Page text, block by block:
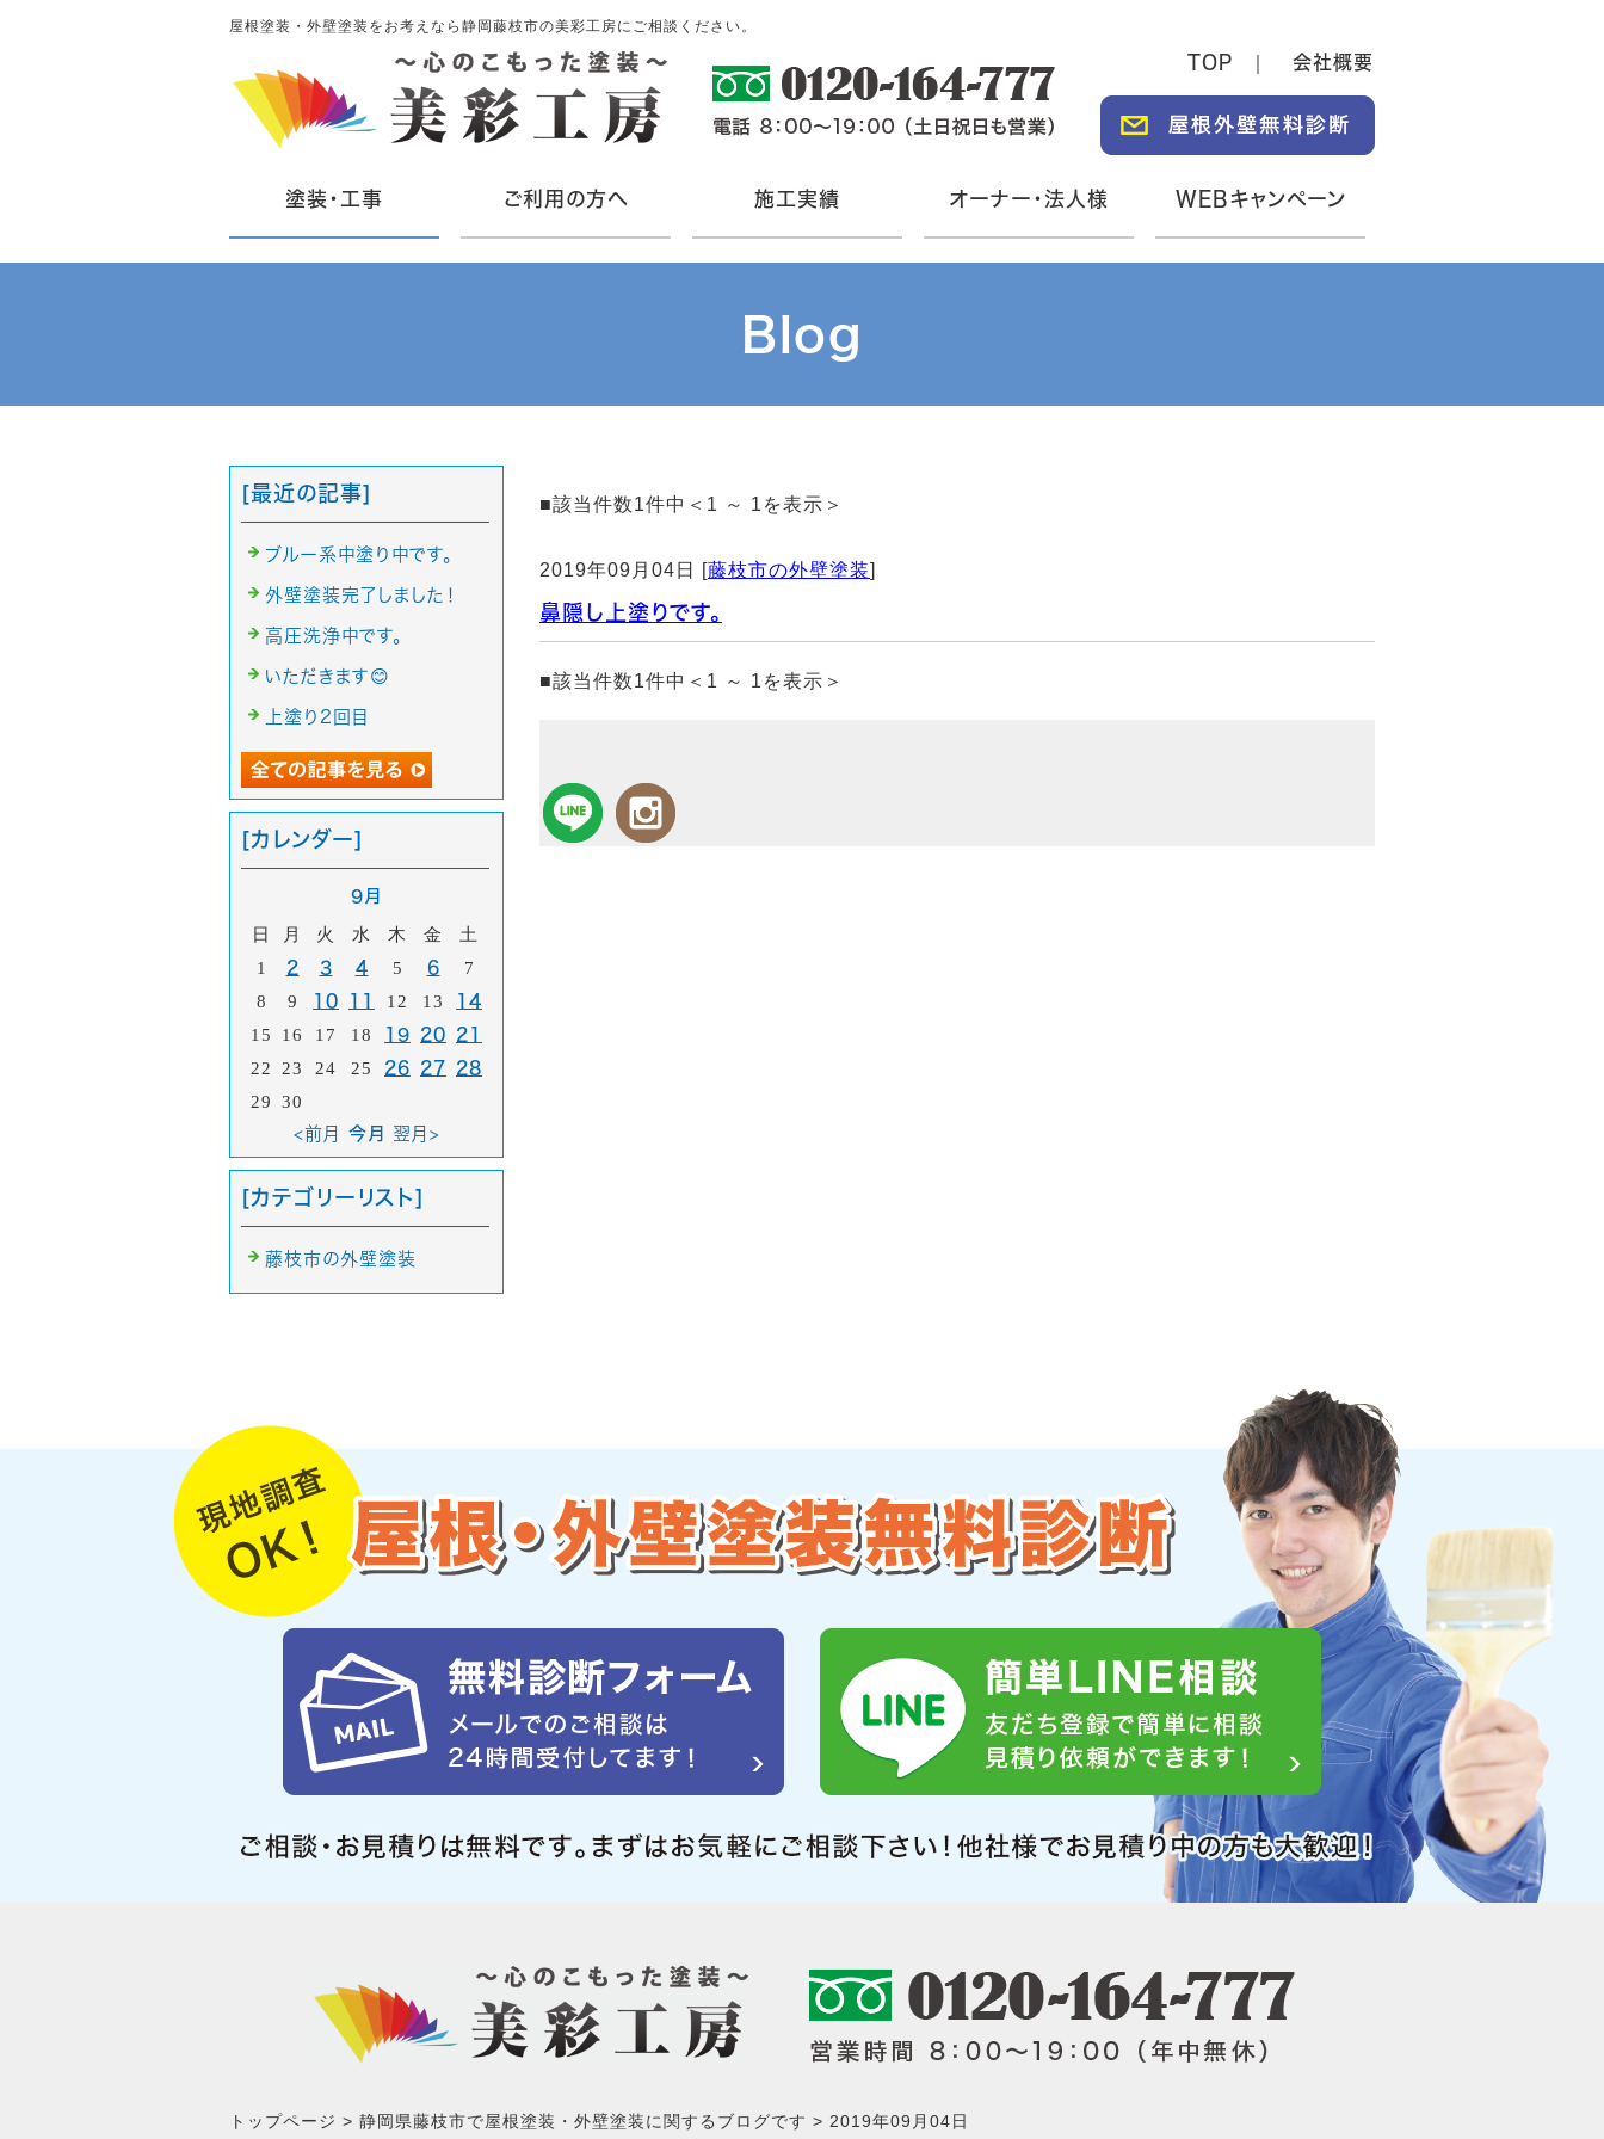
屋根塗装・外壁塗装をお考えなら静岡藤枝市の美彩工房にご相談ください。
TOP 会社概要
塗装・工事 ご利用の方へ 施工実績 オーナー・法人様 WEBキャンペーン
Blog
■該当件数1件中＜1 ～ 1を表示＞
2019年09月04日 [藤枝市の外壁塗装]
鼻隠し上塗りです。
■該当件数1件中＜1 ～ 1を表示＞
[最近の記事]
ブルー系中塗り中です。
外壁塗装完了しました！
高圧洗浄中です。
いただきます😊
上塗り2回目
[カレンダー]
9月
日 月 火 水 木 金
土
1
2 3 4 5 6
7
8
9 10 11 12 13 14
15 16 17 18 19 20 21
22 23 24 25 26 27 28
29 30
<前月 今月 翌月>
[カテゴリーリスト]
藤枝市の外壁塗装
トップページ 静岡県藤枝市で屋根塗装・外壁塗装に関するブログです 2019年09月04日